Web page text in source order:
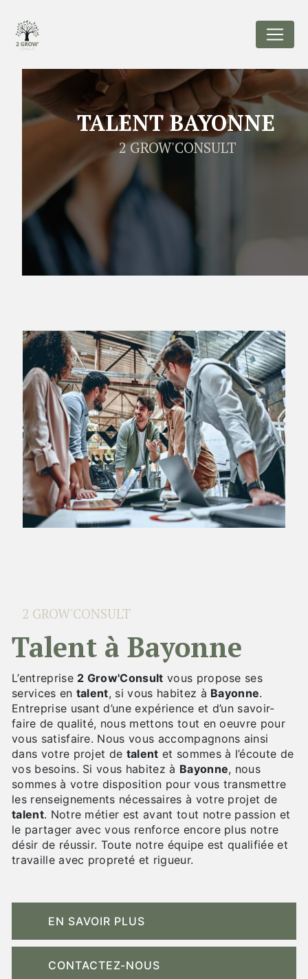
TALENT BAYONNE
2 GROW'CONSULT
2 GROW'CONSULT
talent à Bayonne
L’entreprise 2 Grow'Consult vous propose ses
services en talent, si vous habitez à Bayonne.
Entreprise usant d’une expérience et d’un savoir-
faire de qualité, nous mettons tout en oeuvre pour
vous satisfaire. Nous vous accompagnons ainsi
dans votre projet de talent et sommes à l’écoute de
vos besoins. Si vous habitez à Bayonne, nous
sommes à votre disposition pour vous transmettre
les renseignements nécessaires à votre projet de
talent. Notre métier est avant tout notre passion et
le partager avec vous renforce encore plus notre
désir de réussir. Toute notre équipe est qualifiée et
travaille avec propreté et rigueur.
EN SAVOIR PLUS
CONTACTEZ-NOUS